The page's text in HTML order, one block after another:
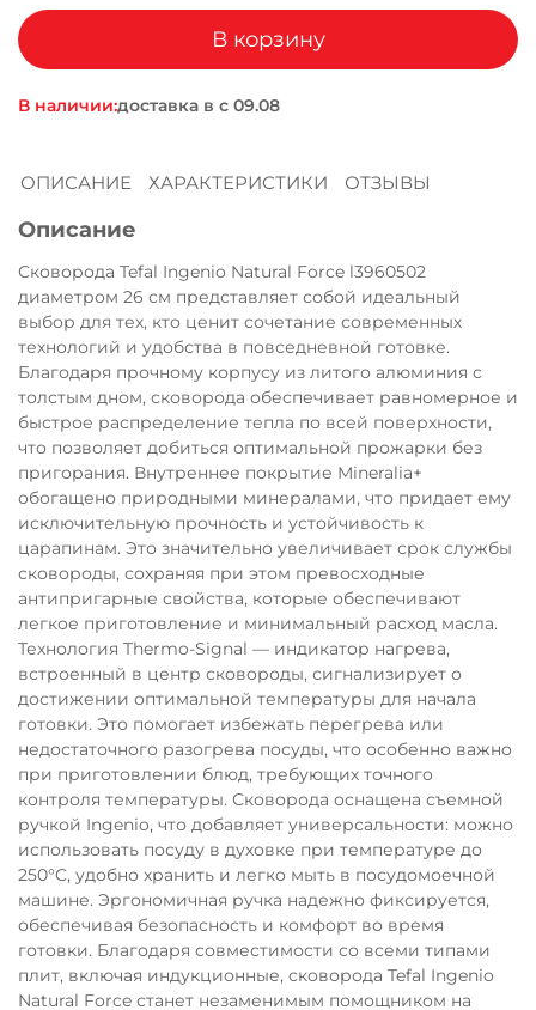
В корзину
В наличии:доставка в
ОПИСАНИЕ ХАРАКТЕРИСТИКИ ОТЗЫВЫ
Описание
Сковорода Tefal Ingenio Natural Force l3960502
диаметром 26 см представляет собой идеальный
выбор для тех, кто ценит сочетание современных
технологий и удобства в повседневной готовке.
Благодаря прочному корпусу из литого алюминия с
толстым дном, сковорода обеспечивает равномерное и
быстрое распределение тепла по всей поверхности,
что позволяет добиться оптимальной прожарки без
пригорания. Внутреннее покрытие Mineralia+
обогащено природными минералами, что придает ему
исключительную прочность и устойчивость к
царапинам. Это значительно увеличивает срок службы
сковороды, сохраняя при этом превосходные
антипригарные свойства, которые обеспечивают
легкое приготовление и минимальный расход масла.
Технология Thermo-Signal — индикатор нагрева,
встроенный в центр сковороды, сигнализирует о
достижении оптимальной температуры для начала
готовки. Это помогает избежать перегрева или
недостаточного разогрева посуды, что особенно важно
при приготовлении блюд, требующих точного
контроля температуры. Сковорода оснащена съемной
ручкой Ingenio, что добавляет универсальности: можно
использовать посуду в духовке при температуре до
250°C, удобно хранить и легко мыть в посудомоечной
машине. Эргономичная ручка надежно фиксируется,
обеспечивая безопасность и комфорт во время
готовки. Благодаря совместимости со всеми типами
плит, включая индукционные, сковорода Tefal Ingenio
Natural Force станет незаменимым помощником на
об оплате Плайтом
раз в 2 недели
раз в 2 недели
plait.ru